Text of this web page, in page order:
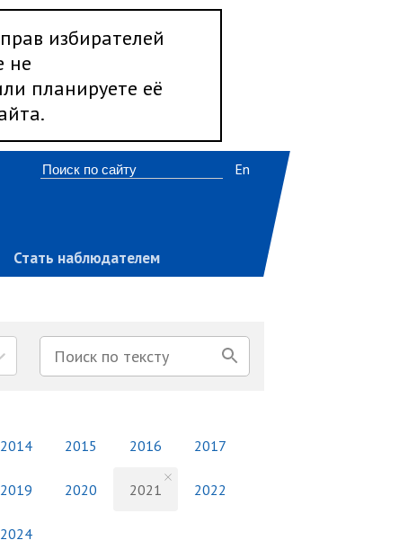
избирателей
не
планируете её
Стать наблюдателем
En
2014 2015 2016 2017
2019 2020 2021 2022
2024